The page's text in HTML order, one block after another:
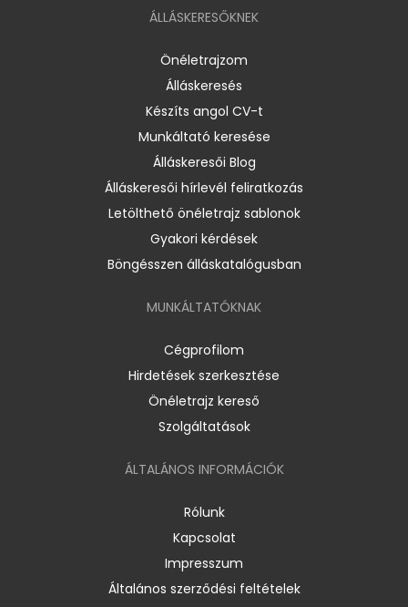
ÁLLÁSKERESŐKNEK
Önéletrajzom
Álláskeresés
Készíts angol CV-t
Munkáltató keresése
Álláskeresői Blog
Álláskeresői hírlevél feliratkozás
Letölthető önéletrajz sablonok
Gyakori kérdések
Böngésszen álláskatalógusban
MUNKÁLTATÓKNAK
Cégprofilom
Hirdetések szerkesztése
Önéletrajz kereső
Szolgáltatások
ÁLTALÁNOS INFORMÁCIÓK
Rólunk
Kapcsolat
Impresszum
Általános szerződési feltételek